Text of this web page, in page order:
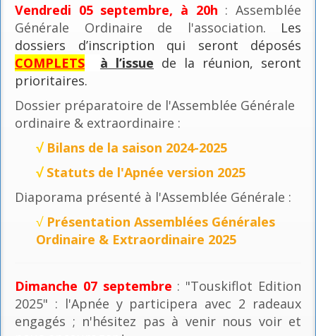
Vendredi 05 septembre, à 20h : Assemblée
Générale Ordinaire de l'association. Les
dossiers d’inscription qui seront déposés
COMPLETS
à l’issue de la réunion, seront
prioritaires.
Dossier préparatoire de l'Assemblée Générale
ordinaire & extraordinaire :
√ Bilans de la saison 2024-2025
√ Statuts de l'Apnée version 2025
Diaporama présenté à l'Assemblée Générale :
√ Présentation Assemblées Générales
Ordinaire & Extraordinaire 2025
Dimanche 07 septembre : "Touskiflot Edition
2025" : l'Apnée y participera avec 2 radeaux
engagés ; n'hésitez pas à venir nous voir et